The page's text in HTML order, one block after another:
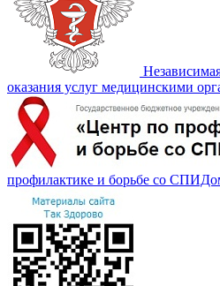
оказания услуг медицинскими
профилактике и борьбе со